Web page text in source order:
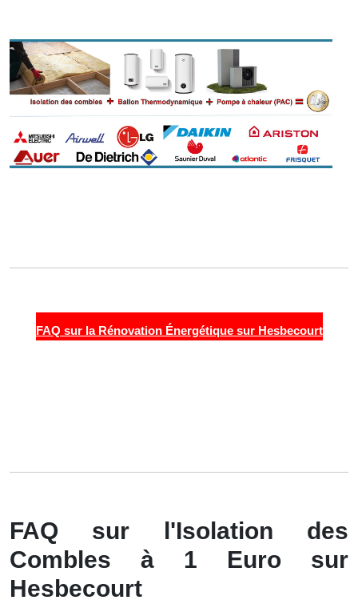
FAQ sur la Rénovation Énergétique sur Hesbecourt
FAQ sur l'Isolation des
Combles à 1 Euro sur
Hesbecourt